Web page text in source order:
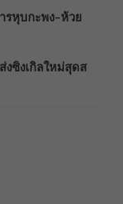
รหุบกะพง–ห้วย
งซิงเกิลใหม่สุดส